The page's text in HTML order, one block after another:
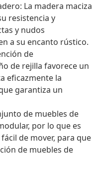
La madera maciza
resistencia y
y nudos
a su encanto rústico.
de
de rejilla favorece un
eficazmente la
garantiza un
de muebles de
por lo que es
de mover, para que
de muebles de